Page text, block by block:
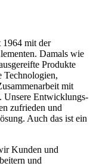
1964 mit der
Damals wie
Produkte
Technologien,
mit
Unsere Entwicklungs-
zufrieden und
Auch das ist ein
Kunden und
und